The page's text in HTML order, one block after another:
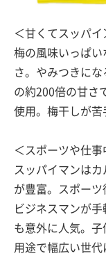
＜甘くてスッパイ
梅の風味いっぱ
さ。やみつきに
の約200倍の甘さ
使用。梅干しが苦
＜スポーツや仕事
スッパイマンは
が豊富。スポー
ビジネスマンが
も意外に人気。
用途で幅広い世代